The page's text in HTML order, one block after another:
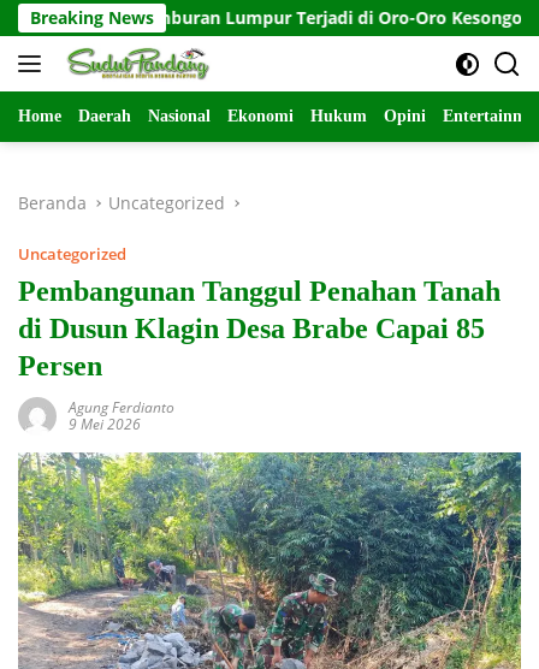
Langsung
ke
konten
Breaking News
Semburan Lumpur Terjadi di Oro-Oro Kesongo, Blora-Jateng
Home Daerah Nasional Ekonomi Hukum Opini
Beranda Uncategorized
Uncategorized
Pembangunan Tanggul Penahan Tanah
di Dusun Klagin Desa Brabe Capai 85
Persen
Agung Ferdianto
9 Mei 2026